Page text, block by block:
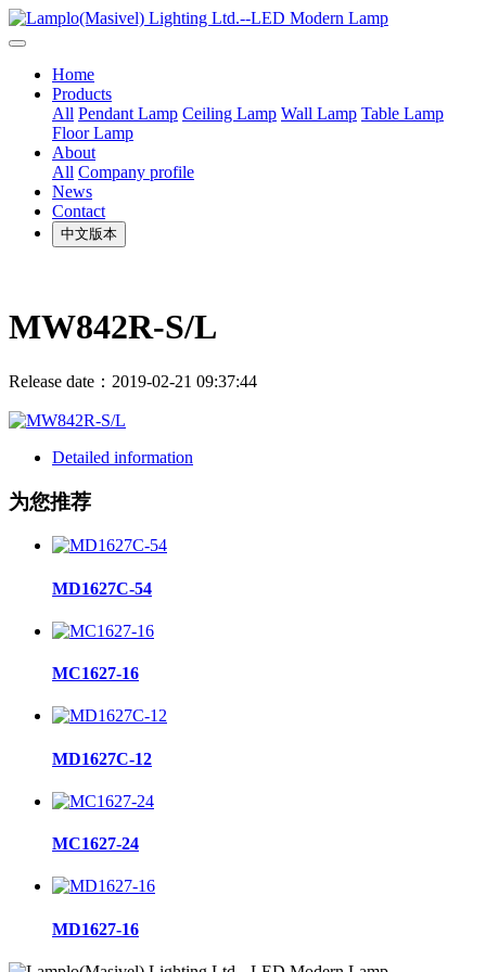
Home
Products
All Pendant Lamp Ceiling Lamp Wall Lamp Table Lamp
Floor Lamp
About
All Company profile
News
Contact
中文版本
MW842R-S/L
Release date：2019-02-21 09:37:44
Detailed information
为您推荐
MD1627C-54
MC1627-16
MD1627C-12
MC1627-24
MD1627-16